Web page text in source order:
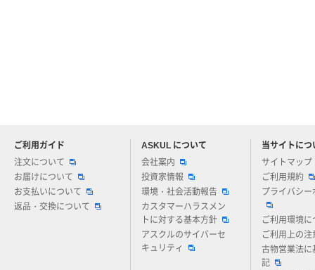
ご利用ガイド
注文について
お届けについて
お支払いについて
返品・交換について
ASKUL について
会社案内
投資家情報
環境・社会活動報告
カスタマーハラスメン
トに対する基本方針
アスクルのサイバーセ
キュリティ
当サイトにつ
サイトマップ
ご利用規約
プライバシー
ご利用環境に
ご利用上の注
古物営業法に
記
アスクルについてお気軽にご質問ください